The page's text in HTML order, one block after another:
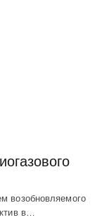
возобновляемого
в…